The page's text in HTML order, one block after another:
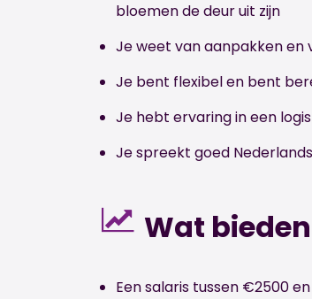
bloemen de deur uit zijn
Je weet van aanpakken
Je bent flexibel en bent
Je hebt ervaring in een
Je spreekt goed
Wat
Een salaris tussen €2500